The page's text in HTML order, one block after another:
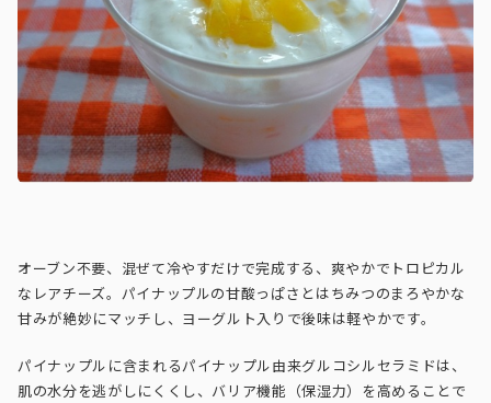
オーブン不要、混ぜて冷やすだけで完成する、爽やかでトロピカル
なレアチーズ。パイナップルの甘酸っぱさとはちみつのまろやかな
甘みが絶妙にマッチし、ヨーグルト入りで後味は軽やかです。
パイナップルに含まれるパイナップル由来グルコシルセラミドは、
肌の水分を逃がしにくくし、バリア機能（保湿力）を高めることで